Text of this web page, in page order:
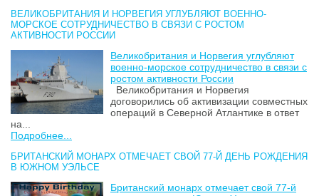
ВЕЛИКОБРИТАНИЯ И НОРВЕГИЯ УГЛУБЛЯЮТ ВОЕННО-
МОРСКОЕ СОТРУДНИЧЕСТВО В СВЯЗИ С РОСТОМ
АКТИВНОСТИ РОССИИ
Великобритания и Норвегия углубляют
военно-морское сотрудничество в связи с
ростом активности России
Великобритания и Норвегия
договорились об активизации совместных
операций в Северной Атлантике в ответ
на...
Подробнее...
БРИТАНСКИЙ МОНАРХ ОТМЕЧАЕТ СВОЙ 77-Й ДЕНЬ РОЖДЕНИЯ
В ЮЖНОМ УЭЛЬСЕ
Британский монарх отмечает свой 77-й